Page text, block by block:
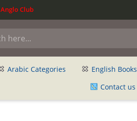
Anglo Club
Arabic Categories English Books
Contact us